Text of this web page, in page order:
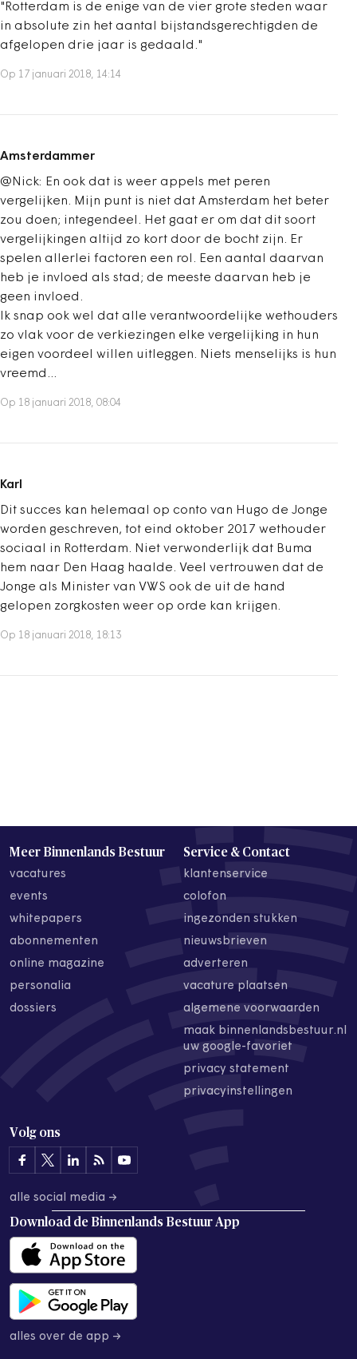
"Rotterdam is de enige van de vier grote steden waar
in absolute zin het aantal bijstandsgerechtigden de
afgelopen drie jaar is gedaald."
Op 17 januari 2018, 14:14
Amsterdammer
@Nick: En ook dat is weer appels met peren
vergelijken. Mijn punt is niet dat Amsterdam het beter
zou doen; integendeel. Het gaat er om dat dit soort
vergelijkingen altijd zo kort door de bocht zijn. Er
spelen allerlei factoren een rol. Een aantal daarvan
heb je invloed als stad; de meeste daarvan heb je
geen invloed.
Ik snap ook wel dat alle verantwoordelijke wethouders
zo vlak voor de verkiezingen elke vergelijking in hun
eigen voordeel willen uitleggen. Niets menselijks is hun
vreemd...
Op 18 januari 2018, 08:04
Karl
Dit succes kan helemaal op conto van Hugo de Jonge
worden geschreven, tot eind oktober 2017 wethouder
sociaal in Rotterdam. Niet verwonderlijk dat Buma
hem naar Den Haag haalde. Veel vertrouwen dat de
Jonge als Minister van VWS ook de uit de hand
gelopen zorgkosten weer op orde kan krijgen.
Op 18 januari 2018, 18:13
Meer Binnenlands Bestuur
vacatures
events
whitepapers
abonnementen
online magazine
personalia
dossiers
Service & Contact
klantenservice
colofon
ingezonden stukken
nieuwsbrieven
adverteren
vacature plaatsen
algemene voorwaarden
maak binnenlandsbestuur.nl
uw google-favoriet
privacy statement
privacyinstellingen
Volg ons
alle social media →
Download de Binnenlands Bestuur App
alles over de app →